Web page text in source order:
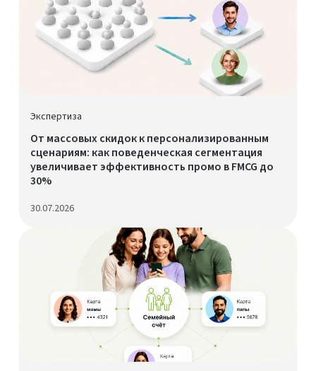
Экспертиза
От массовых скидок к персонализированным
сценариям: как поведенческая сегментация
увеличивает эффективность промо в FMCG до
30%
30.07.2026